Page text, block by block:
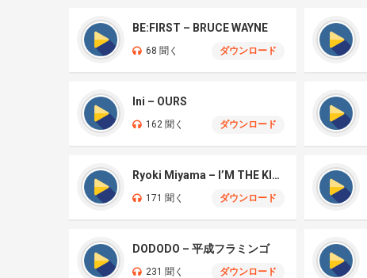
BE:FIRST – BRUCE WAYNE
68 聞く ダウンロード
Ini – OURS
162 聞く ダウンロード
Ryoki Miyama – I’M THE KING
171 聞く ダウンロード
DODODO – 平成フラミンゴ
231 聞く ダウンロード